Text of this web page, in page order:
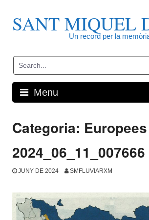
contentSANT MIQUEL
Un record per la
Menu
Categoria: Europees
2024_06_11_007666
JUNY DE 2024 SMFLUVIARXM